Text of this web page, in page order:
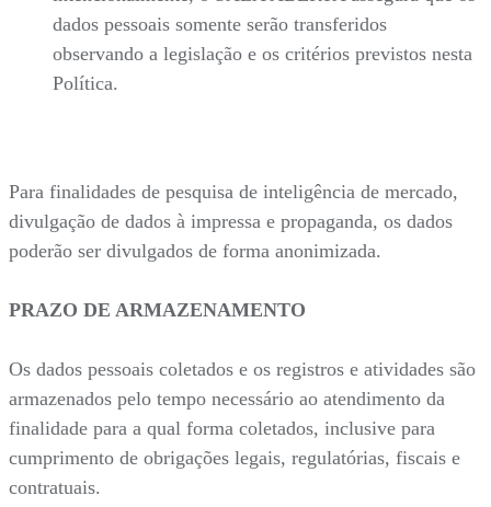
dados pessoais somente serão transferidos
observando a legislação e os critérios previstos nesta
Política.
Para finalidades de pesquisa de inteligência de mercado,
divulgação de dados à impressa e propaganda, os dados
poderão ser divulgados de forma anonimizada.
PRAZO DE ARMAZENAMENTO
Os dados pessoais coletados e os registros e atividades são
armazenados pelo tempo necessário ao atendimento da
finalidade para a qual forma coletados, inclusive para
cumprimento de obrigações legais, regulatórias, fiscais e
contratuais.